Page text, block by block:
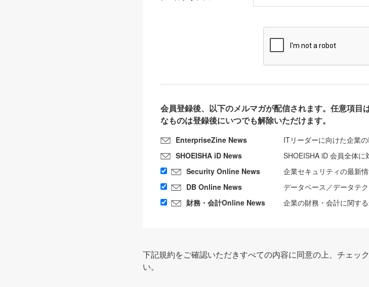
会員登録後、以下のメルマガが配信されます。任意項目
なものは登録後にいつでも解除いただけます。
EnterpriseZine News
ITリーダーに向けた企業
SHOEISHA iD News
SHOEISHA iD 会員全体に
Security Online News
企業セキュリティの最新
DB Online News
データベース／データテ
財務・会計Online News
企業の財務・会計に関す
下記規約をご確認いただきすべての内容に同意の上、チェッ
い。